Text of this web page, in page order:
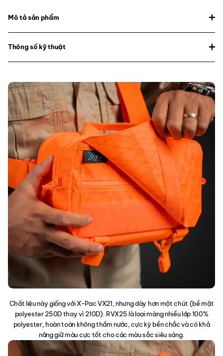
Mô tả sản phẩm
Thông số kỹ thuật
Chất liệu này giống với X-Pac VX21, nhưng dày hơn một chút (bề mặt
polyester 250D thay vì 210D). RVX25 là loại màng nhiều lớp 100%
polyester, hoàn toàn không thấm nước, cực kỳ bền chắc và có khả
năng giữ màu cực tốt cho các màu sắc siêu sáng.